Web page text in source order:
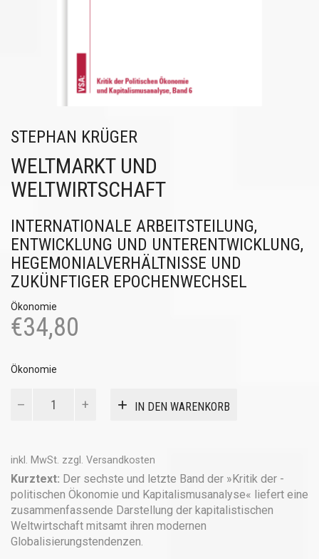
STEPHAN KRÜGER
WELTMARKT UND
WELTWIRTSCHAFT
INTERNATIONALE ARBEITSTEILUNG,
ENTWICKLUNG UND UNTERENTWICKLUNG,
HEGEMONIALVERHÄLTNISSE UND
ZUKÜNFTIGER EPOCHENWECHSEL
Ökonomie
€34,80
Ökonomie
IN DEN WARENKORB
inkl. MwSt. zzgl. Versandkosten
Kurztext: Der sechste und letzte Band der »Kritik der ­
politischen Ökonomie und Kapitalismusanalyse« liefert eine
zusammenfassende Darstellung der kapitalistischen
Weltwirtschaft mitsamt ihren ­modernen
Globalisierungstendenzen.